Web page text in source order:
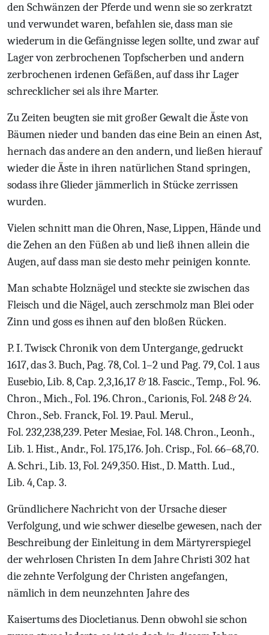
den Schwänzen der Pferde und wenn sie so zerkratzt
und verwundet waren, befahlen sie, dass man sie
wiederum in die Gefängnisse legen sollte, und zwar auf
Lager von zerbrochenen Topfscherben und andern
zerbrochenen irdenen Gefäßen, auf dass ihr Lager
schrecklicher sei als ihre Marter.
Zu Zeiten beugten sie mit großer Gewalt die Äste von
Bäumen nieder und banden das eine Bein an einen Ast,
hernach das andere an den andern, und ließen hierauf
wieder die Äste in ihren natürlichen Stand springen,
sodass ihre Glieder jämmerlich in Stücke zerrissen
wurden.
Vielen schnitt man die Ohren, Nase, Lippen, Hände und
die Zehen an den Füßen ab und ließ ihnen allein die
Augen, auf dass man sie desto mehr peinigen konnte.
Man schabte Holznägel und steckte sie zwischen das
Fleisch und die Nägel, auch zerschmolz man Blei oder
Zinn und goss es ihnen auf den bloßen Rücken.
P. I. Twisck Chronik von dem Untergange, gedruckt
1617, das 3. Buch, Pag. 78, Col. 1–2 und Pag. 79, Col. 1 aus
Eusebio, Lib. 8, Cap. 2,3,16,17 & 18. Fascic., Temp., Fol. 96.
Chron., Mich., Fol. 196. Chron., Carionis, Fol. 248 & 24.
Chron., Seb. Franck, Fol. 19. Paul. Merul.,
Fol. 232,238,239. Peter Mesiae, Fol. 148. Chron., Leonh.,
Lib. 1. Hist., Andr., Fol. 175,176. Joh. Crisp., Fol. 66–68,70.
A. Schri., Lib. 13, Fol. 249,350. Hist., D. Matth. Lud.,
Lib. 4, Cap. 3.
Gründlichere Nachricht von der Ursache dieser
Verfolgung, und wie schwer dieselbegewesen, nach der
Beschreibung der Einleitung in dem Märtyrerspiegel
der wehrlosenChristenIn dem Jahre Christi 302 hat
die zehnte Verfolgung der Christen angefangen,
nämlich in dem neunzehnten Jahre des
Kaisertums des Diocletianus. Denn obwohl sie schon